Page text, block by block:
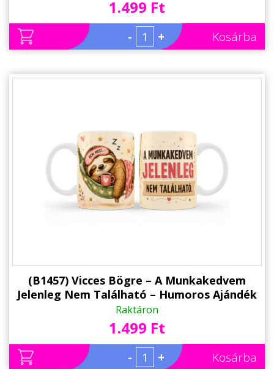
1.499 Ft
- + Kosárba
(B1457) Vicces Bögre – A Munkakedvem
Jelenleg Nem Található – Humoros Ajándék
Kollégának
Raktáron
1.499 Ft
- + Kosárba